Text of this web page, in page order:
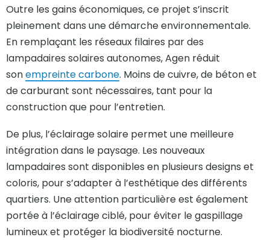
Outre les gains économiques, ce projet s’inscrit
pleinement dans une démarche environnementale.
En remplaçant les réseaux filaires par des
lampadaires solaires autonomes, Agen réduit
sonempreinte carbone. Moins de cuivre, de béton et
de carburant sont nécessaires, tant pour la
construction que pour l’entretien.
De plus, l’éclairage solaire permet une meilleure
intégration dans le paysage. Les nouveaux
lampadaires sont disponibles en plusieurs designs et
coloris, pour s’adapter à l’esthétique des différents
quartiers. Une attention particulière est également
portée à l’éclairage ciblé, pour éviter le gaspillage
lumineux et protéger la biodiversité nocturne.